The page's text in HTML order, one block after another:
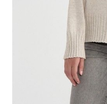
Jak złożyć zamówienie
POWIADOM MNIE O
ПОЛУЧИТЬ ПО
darmowa od 99 zł
czas dostawy: 1-2 dni